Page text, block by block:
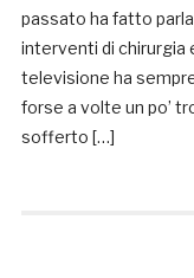
passato ha fatto
interventi di chirurgia
televisione ha
forse a volte un po’
sofferto […]